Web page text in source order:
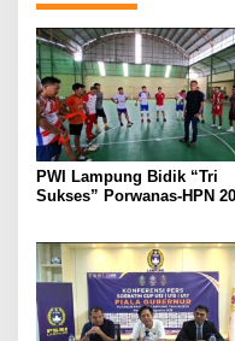
PWI Lampung Bidik “Tri
Sukses” Porwanas-HPN